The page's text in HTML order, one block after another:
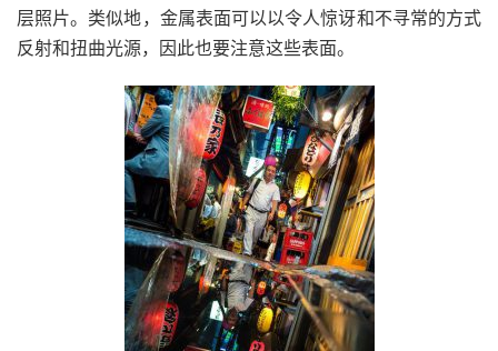
层照片。类似地，金属表面可以以令人惊讶和不寻常的方式
反射和扭曲光源，因此也要注意这些表面。